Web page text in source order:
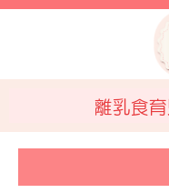
離乳食